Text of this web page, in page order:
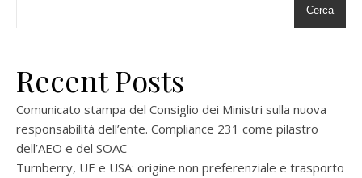
Cerca
Recent Posts
Comunicato stampa del Consiglio dei Ministri sulla nuova
responsabilità dell’ente. Compliance 231 come pilastro
dell’AEO e del SOAC
Turnberry, UE e USA: origine non preferenziale e trasporto